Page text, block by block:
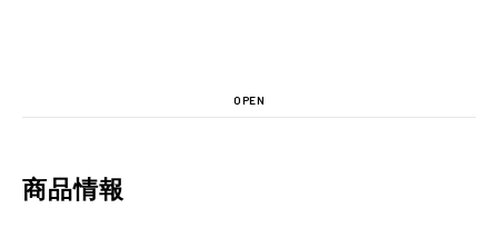
OPEN
商品情報